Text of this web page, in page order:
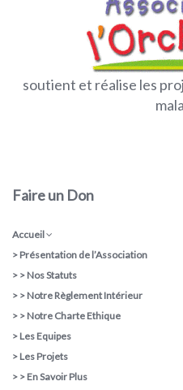
soutient et réalise les
Faire un Don
Accueil
> Présentation de l’Association
> > Nos Statuts
> > Notre Règlement Intérieur
> > Notre Charte Ethique
> Les Equipes
> Les Projets
> > En Savoir Plus